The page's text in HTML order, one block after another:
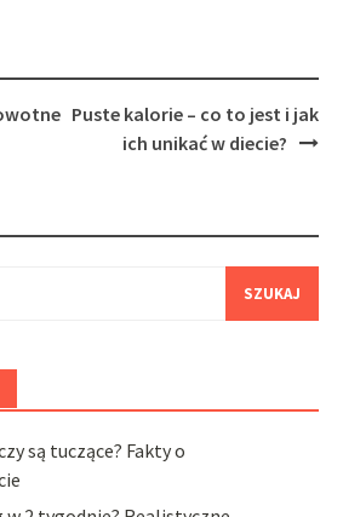
Puste kalorie – co to jest i jak
ich unikać w diecie?
są tuczące? Fakty o